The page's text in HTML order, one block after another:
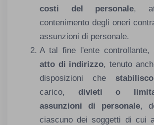
costi del personale,
contenimento degli oneri
assunzioni di personale.
A tal fine l'ente controllante,
atto di indirizzo, tenuto
disposizioni che
carico, divieti o
assunzioni di personale,
ciascuno dei soggetti di cui